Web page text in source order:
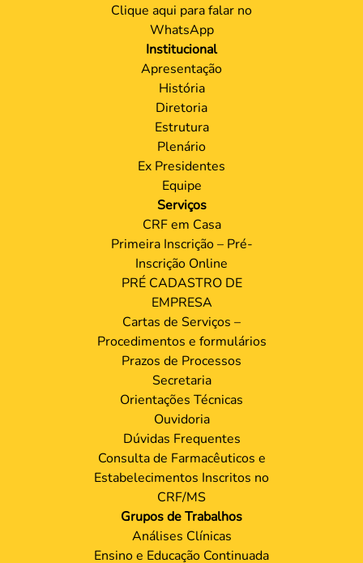
Clique aqui para falar no
WhatsApp
Institucional
Apresentação
História
Diretoria
Estrutura
Plenário
Ex Presidentes
Equipe
Serviços
CRF em Casa
Primeira Inscrição – Pré-
Inscrição Online
PRÉ CADASTRO DE
EMPRESA
Cartas de Serviços –
Procedimentos e formulários
Prazos de Processos
Secretaria
Orientações Técnicas
Ouvidoria
Dúvidas Frequentes
Consulta de Farmacêuticos e
Estabelecimentos Inscritos no
CRF/MS
Grupos de Trabalhos
Análises Clínicas
Ensino e Educação Continuada